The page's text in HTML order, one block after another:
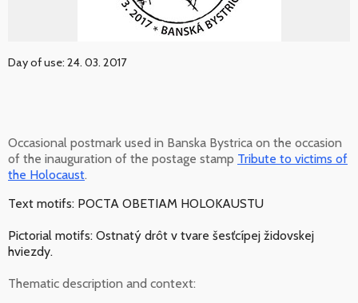
Day of use: 24. 03. 2017
Occasional postmark used in Banska Bystrica on the occasion
of the inauguration of the postage stamp Tribute to victims of
the Holocaust.
Text motifs: POCTA OBETIAM HOLOKAUSTU
Pictorial motifs: Ostnatý drôt v tvare šesťcípej židovskej
hviezdy.
Thematic description and context: